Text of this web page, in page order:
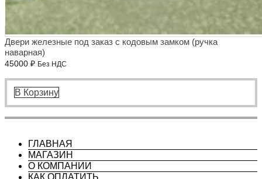
Двери железные под заказ с кодовым замком (ручка
наварная)
45000 ₽ Без НДС
В Корзину
ГЛАВНАЯ
МАГАЗИН
О КОМПАНИИ
КАК ОПЛАТИТЬ